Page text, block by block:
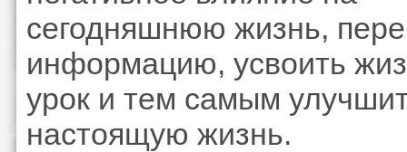
сегодняшнюю жизнь,
информацию, усвоить
урок и тем самым
настоящую жизнь.